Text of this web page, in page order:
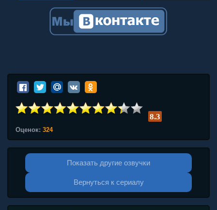
8.3
Оценок: 324
Показать другие озвучки
Вернуться к сериалу